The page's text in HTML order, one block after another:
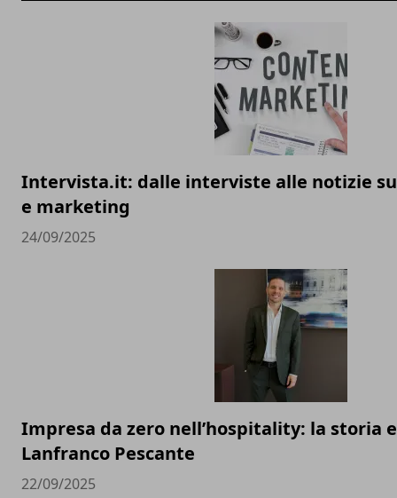
Intervista.it: dalle interviste alle notizie
e marketing
24/09/2025
Impresa da zero nell’hospitality: la storia
Lanfranco Pescante
22/09/2025